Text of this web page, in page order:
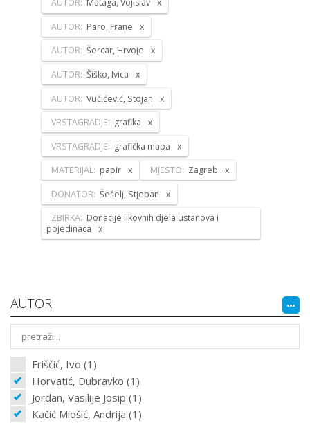
AUTOR: Mataga, Vojislav
AUTOR: Paro, Frane
AUTOR: Šercar, Hrvoje
AUTOR: Šiško, Ivica
AUTOR: Vučićević, Stojan
VRSTAGRADJE: grafika
VRSTAGRADJE: grafička mapa
MATERIJAL: papir MJESTO: Zagreb
DONATOR: Šešelj, Stjepan
ZBIRKA: Donacije likovnih djela ustanova i
pojedinaca
AUTOR
Friščić, Ivo (1)
Horvatić, Dubravko (1)
Jordan, Vasilije Josip (1)
Kačić Miošić, Andrija (1)